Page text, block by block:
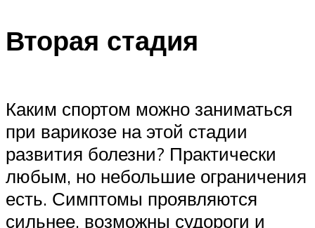
Вторая стадия
Каким спортом можно заниматься
при варикозе на этой стадии
развития болезни? Практически
любым, но небольшие ограничения
есть. Симптомы проявляются
сильнее, возможны судороги и